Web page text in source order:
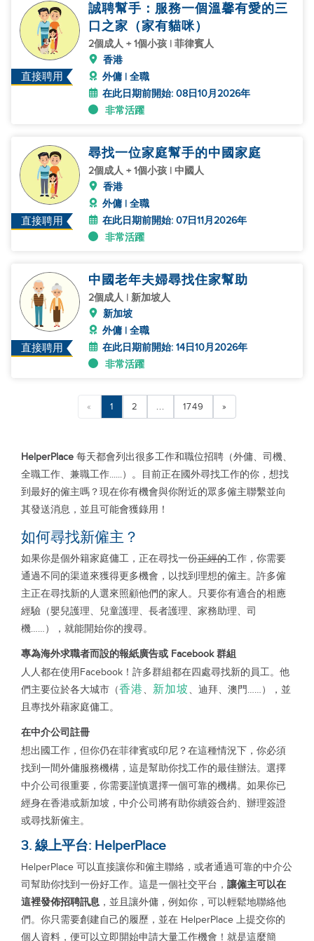
直接聘用
誠聘幫手：服務一個溫馨有愛的三
口之家（家有貓咪）
2個成人 + 1個小孩 | 菲律賓人
香港
外傭 | 全職
在此日期前開始: 08日10月2026年
非常活躍
直接聘用
尋找一位家庭幫手的中國家庭
2個成人 + 1個小孩 | 中國人
香港
外傭 | 全職
在此日期前開始: 07日11月2026年
非常活躍
直接聘用
中國老年夫婦尋找住家幫助
2個成人 | 新加坡人
新加坡
外傭 | 全職
在此日期前開始: 14日10月2026年
非常活躍
« 1 2 ... 1749 »
HelperPlace 每天都會列出很多工作和職位招聘（外傭、司機、
全職工作、兼職工作......）。目前正在國外尋找工作的你，想找
到最好的僱主嗎？現在你有機會與你附近的眾多僱主聯繫並向
其發送消息，並且可能會獲錄用！
如何尋找新僱主？
如果你是個外籍家庭傭工，正在尋找一份正經的工作，你需要
通過不同的渠道來獲得更多機會，以找到理想的僱主。許多僱
主正在尋找新的人選來照顧他們的家人。只要你有適合的相應
經驗（嬰兒護理、兒童護理、長者護理、家務助理、司
機……），就能開始你的搜尋。
專為海外求職者而設的報紙廣告或 Facebook群組
人人都在使用Facebook！許多群組都在四處尋找新的員工。他
們主要位於各大城市（香港、 新加坡、迪拜、澳門……），並
且專找外藉家庭傭工。
在中介公司註冊
想出國工作，但你仍在菲律賓或印尼？在這種情況下，你必須
找到一間外傭服務機構，這是幫助你找工作的最佳辦法。選擇
中介公司很重要，你需要謹慎選擇一個可靠的機構。如果你已
經身在香港或新加坡，中介公司將有助你續簽合約、辦理簽證
或尋找新僱主。
3. 線上平台: HelperPlace
HelperPlace 可以直接讓你和僱主聯絡，或者通過可靠的中介公
司幫助你找到一份好工作。這是一個社交平台， 讓僱主可以在
這裡發佈招聘訊息 ，並且讓外傭，例如你，可以輕鬆地聯絡他
們。你只需要創建自己的履歷，並在 HelperPlace 上提交你的
個人資料，便可以立即開始申請大量工作機會！就是這麼簡